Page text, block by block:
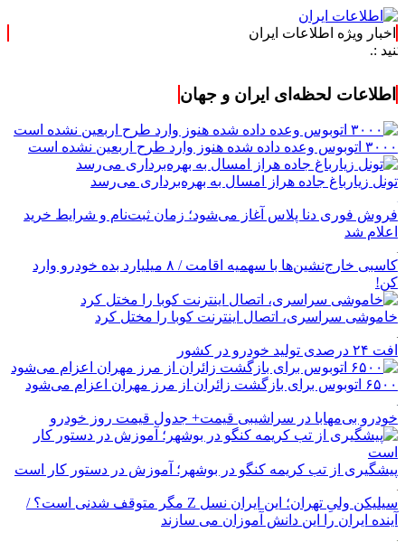
اخبار ویژه اطلاعات ایران
اطلاعات لحظه‌ای ایران و جهان
۳۰۰۰ اتوبوس وعده داده شده هنوز وارد طرح اربعین نشده است
تونل زیارباغ جاده هراز امسال به بهره‌برداری می‌رسد
فروش فوری دنا پلاس آغاز می‌شود؛ زمان ثبت‌نام و شرایط خرید
اعلام شد
کاسبی خارج‌نشین‌ها با سهمیه اقامت / ۸ میلیارد بده خودرو وارد
کن!
خاموشی سراسری، اتصال اینترنت کوبا را مختل کرد
افت ۲۴ درصدی تولید خودرو در کشور
۶۵۰۰ اتوبوس برای بازگشت زائران از مرز مهران اعزام می‌شود
خودرو بی‌مهابا در سراشیبی قیمت+ جدول قیمت روز خودرو
پیشگیری از تب کریمه کنگو در بوشهر؛ آموزش در دستور کار است
سیلیکن ولیِ تهران؛ این ایران نسل Z مگر متوقف شدنی است؟ /
آینده ایران را این دانش آموزان می سازند